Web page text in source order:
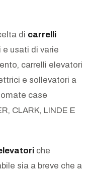
di carrelli
e usati di varie
carrelli elevatori
e sollevatori a
case
CLARK, LINDE E
che
sia a breve che a